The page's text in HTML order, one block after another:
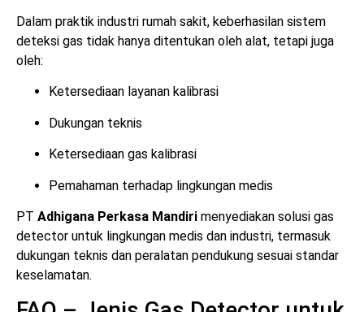
Dalam praktik industri rumah sakit, keberhasilan sistem
deteksi gas tidak hanya ditentukan oleh alat, tetapi juga
oleh:
Ketersediaan layanan kalibrasi
Dukungan teknis
Ketersediaan gas kalibrasi
Pemahaman terhadap lingkungan medis
PT Adhigana Perkasa Mandiri menyediakan solusi gas
detector untuk lingkungan medis dan industri, termasuk
dukungan teknis dan peralatan pendukung sesuai standar
keselamatan.